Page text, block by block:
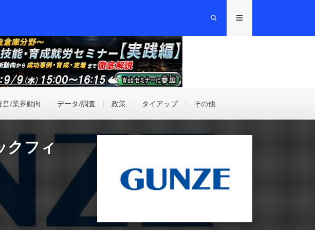
営/業界動向 データ/調査 政策 タイアップ その他
クフィ